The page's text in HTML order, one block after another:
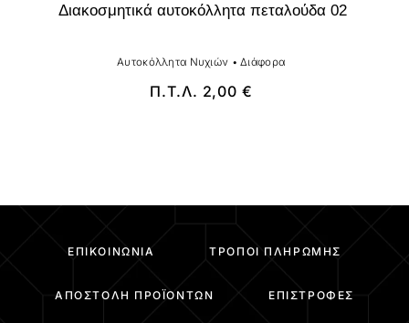
Διακοσμητικά αυτοκόλλητα πεταλούδα 02
Αυτοκόλλητα Νυχιών •Διάφορα
Π.Τ.Λ. 2,00 €
ΕΠΙΚΟΙΝΩΝΊΑ ΤΡΌΠΟΙ ΠΛΗΡΩΜΉΣ
ΑΠΟΣΤΟΛΉ ΠΡΟΪΌΝΤΩΝ ΕΠΙΣΤΡΟΦΈΣ